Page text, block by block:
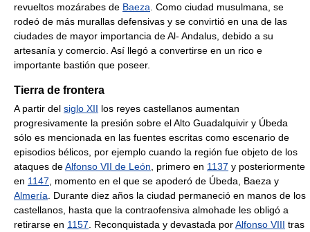
revueltos mozárabes de Baeza . Como ciudad musulmana, se
rodeó de más murallas defensivas y se convirtió en una de las
ciudades de mayor importancia de Al- Andalus, debido a su
artesanía y comercio. Así llegó a convertirse en un rico e
importante bastión que poseer.
Tierra de frontera
A partir del siglo XII los reyes castellanos aumentan
progresivamente la presión sobre el Alto Guadalquivir y Úbeda
sólo es mencionada en las fuentes escritas como escenario de
episodios bélicos, por ejemplo cuando la región fue objeto de los
ataques deAlfonso VII de León , primero en 1137 y posteriormente
en 1147 , momento en el que se apoderó de Úbeda, Baeza y
Almería . Durante diez años la ciudad permaneció en manos de los
castellanos, hasta que la contraofensiva almohade les obligó a
retirarse en 1157 . Reconquistada y devastada porAlfonso VIII tras